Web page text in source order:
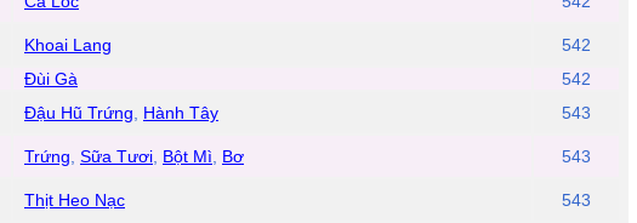
Khoai Lang
542
Đùi Gà
542
Đậu Hũ Trứng Hành Tây
543
Trứng Sữa Tươi Bột Mì Bơ
543
Thịt Heo Nạc
543